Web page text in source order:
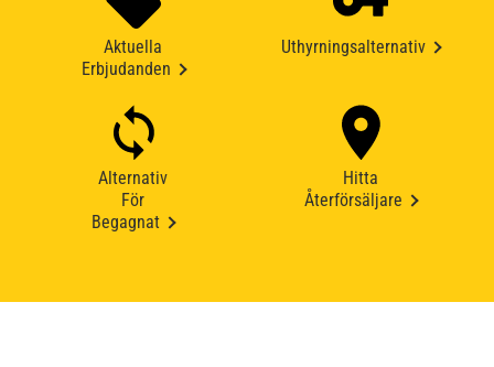
Aktuella
Erbjudanden
Uthyrningsalternativ
Alternativ
För
Begagnat
Hitta
Återförsäljare